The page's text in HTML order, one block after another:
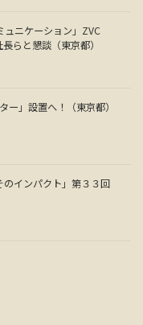
ュニケーション」ZVC
らと懇談（東京都）
ー」設置へ！（東京都）
のインパクト」第３３回